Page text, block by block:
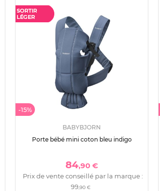
-15%
BABYBJORN
Porte bébé mini coton bleu indigo
84,90 €
Prix de vente conseillé par la marque :
99,90 €